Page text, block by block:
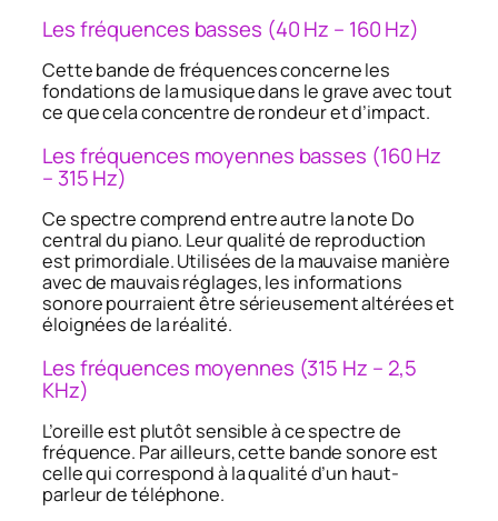
Les fréquences basses (40 Hz – 160 Hz)
Cette bande de fréquences concerne les
fondations de la musique dans le grave avec tout
ce que cela concentre de rondeur et d’impact.
Les fréquences moyennes basses (160 Hz
– 315 Hz)
Ce spectre comprend entre autre la note Do
central du piano. Leur qualité de reproduction
est primordiale. Utilisées de la mauvaise manière
avec de mauvais réglages, les informations
sonore pourraient être sérieusement altérées et
éloignées de la réalité.
Les fréquences moyennes (315 Hz – 2,5
KHz)
L’oreille est plutôt sensible à ce spectre de
fréquence. Par ailleurs, cette bande sonore est
celle qui correspond à la qualité d’un haut-
parleur de téléphone.